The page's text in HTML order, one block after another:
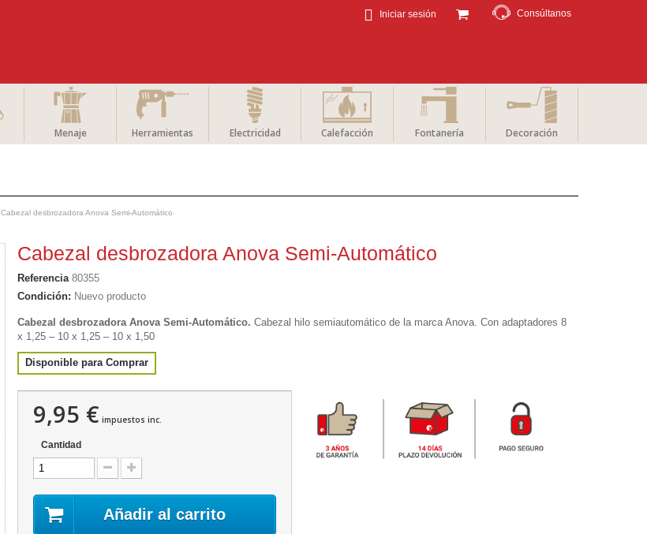
Consúltanos
Iniciar sesión
Menaje Herramientas Electricidad Calefacción Fontanería Decoración
Cabezal desbrozadora Anova Semi-Automático
Cabezal desbrozadora Anova Semi-Automático
Referencia 80355
Condición: Nuevo producto
Cabezal desbrozadora Anova Semi-Automático. Cabezal hilo semiautomático de la marca Anova. Con adaptadores 8
x 1,25 – 10 x 1,25 – 10 x 1,50
Disponible para Comprar
9,95 € impuestos inc.
Cantidad
Añadir al carrito